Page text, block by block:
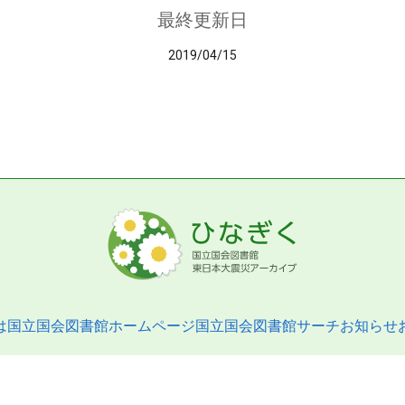
最終更新日
2019/04/15
国立国会図書館ホームページ国立国会図書館サーチお知らせ